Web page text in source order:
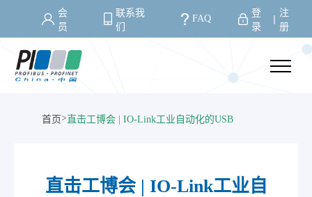
会
员
联系我
们
FAQ
登
录
注
册
首页> 直击工博会 | IO-Link工业自动化的USB
直击工博会 | IO-Link工业自